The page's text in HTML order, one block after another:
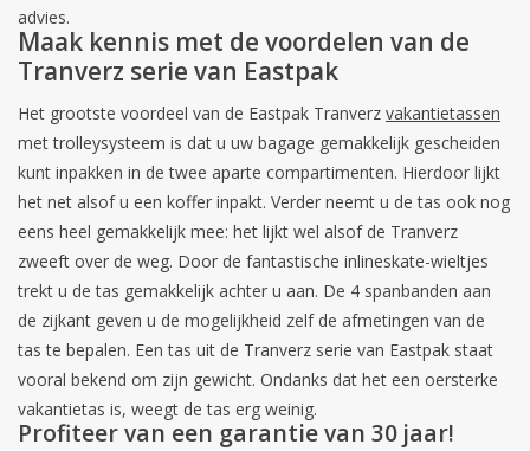
Business
Secrid portemonnee
Merken
advies.
Maak kennis met de voordelen van de
Tranverz serie van Eastpak
Het grootste voordeel van de Eastpak Tranverz vakantietassen
met trolleysysteem is dat u uw bagage gemakkelijk gescheiden
kunt inpakken in de twee aparte compartimenten. Hierdoor lijkt
het net alsof u een koffer inpakt. Verder neemt u de tas ook nog
eens heel gemakkelijk mee: het lijkt wel alsof de Tranverz
zweeft over de weg. Door de fantastische inlineskate-wieltjes
trekt u de tas gemakkelijk achter u aan. De 4 spanbanden aan
de zijkant geven u de mogelijkheid zelf de afmetingen van de
tas te bepalen. Een tas uit de Tranverz serie van Eastpak staat
vooral bekend om zijn gewicht. Ondanks dat het een oersterke
vakantietas is, weegt de tas erg weinig.
Profiteer van een garantie van 30 jaar!